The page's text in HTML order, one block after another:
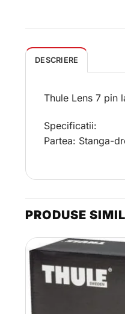
DESCRIERE
Thule Lens 7 pin
Specificatii:
Partea: Stanga-
PRODUSE